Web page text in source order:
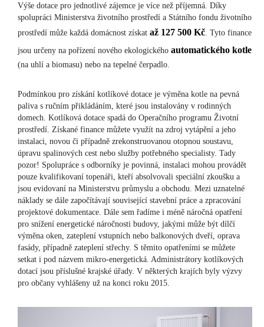
Výše dotace pro jednotlivé zájemce je více než příjemná. Díky
spolupráci Ministerstva životního prostředí a Státního fondu životního
prostředí může každá domácnost získat až 127 500 Kč . Tyto finance
jsou určeny na pořízení nového ekologického automatického kotle
(na uhlí a biomasu) nebo na tepelné čerpadlo.
Podmínkou pro získání kotlíkové dotace je výměna kotle na pevná
paliva s ručním přikládáním, které jsou instalovány v rodinných
domech. Kotlíková dotace spadá do Operačního programu Životní
prostředí. Získané finance můžete využít na zdroj vytápění a jeho
instalaci, novou či případně zrekonstruovanou otopnou soustavu,
úpravu spalinových cest nebo služby potřebného specialisty. Tady
pozor! Spolupráce s odborníky je povinná, instalaci mohou provádět
pouze kvalifikovaní topenáři, kteří absolvovali speciální zkoušku a
jsou evidovaní na Ministerstvu průmyslu a obchodu. Mezi uznatelné
náklady se dále započítávají související stavební práce a zpracování
projektové dokumentace. Dále sem řadíme i méně náročná opatření
pro snížení energetické náročnosti budovy, jakými může být dílčí
výměna oken, zateplení vstupních nebo balkonových dveří, oprava
fasády, případně zateplení střechy. S těmito opatřeními se můžete
setkat i pod názvem mikro-energetická. Administrátory kotlíkových
dotací jsou příslušné krajské úřady. V některých krajích byly výzvy
pro občany vyhlášeny už na konci roku 2015.